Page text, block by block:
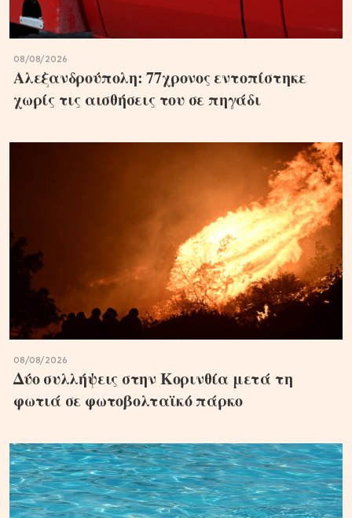
08/08/2026
Αλεξανδρούπολη: 77χρονος εντοπίστηκε
χωρίς τις αισθήσεις του σε πηγάδι
08/08/2026
Δύο συλλήψεις στην Κορινθία μετά τη
φωτιά σε φωτοβολταϊκό πάρκο